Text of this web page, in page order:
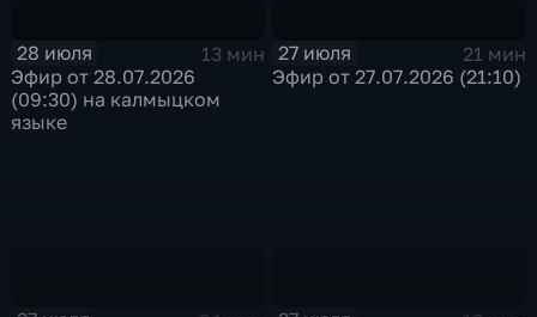
28 июля
13 мин
Эфир от 28.07.2026
(09:30) на калмыцком
языке
27 июля
21 мин
Эфир от 27.07.2026 (21:10)